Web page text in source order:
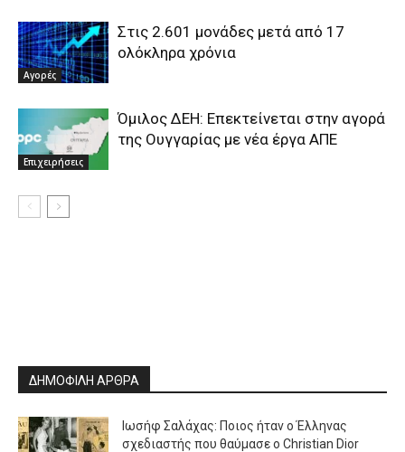
Αγορές
Στις 2.601 μονάδες μετά από 17
ολόκληρα χρόνια
Επιχειρήσεις
Όμιλος ΔΕΗ: Επεκτείνεται στην αγορά
της Ουγγαρίας με νέα έργα ΑΠΕ
ΔΗΜΟΦΙΛΗ ΑΡΘΡΑ
Ιωσήφ Σαλάχας: Ποιος ήταν ο Έλληνας
σχεδιαστής που θαύμασε ο Christian Dior